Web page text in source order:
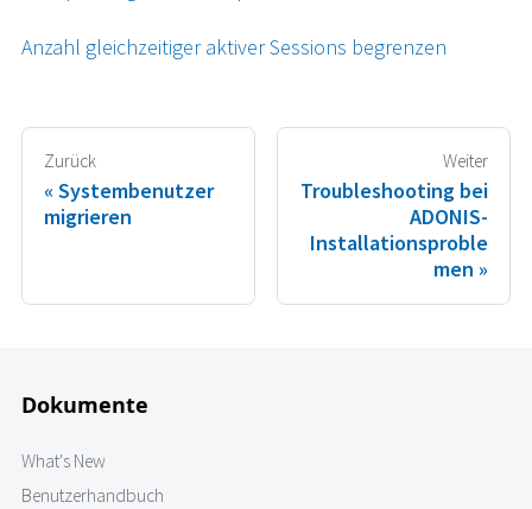
Anzahl gleichzeitiger aktiver Sessions begrenzen
Zurück
Systembenutzer
migrieren
Weiter
Troubleshooting bei
ADONIS-
Installationsproble
men
Dokumente
What's New
Benutzerhandbuch